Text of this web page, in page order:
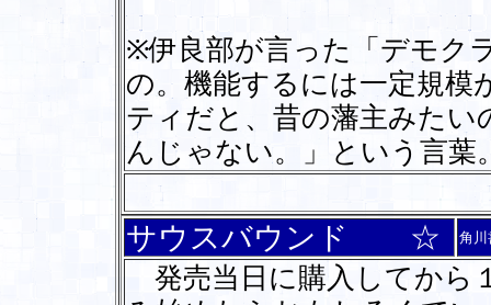
※伊良部が言った「デモク
の。機能するには一定規模
ティだと、昔の藩主みた
んじゃない。」という言葉
サウスバウンド ☆ 角川
発売当日に購入してから